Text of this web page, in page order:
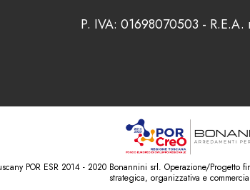
P. IVA: 01698070503 -
POR ESR 2014 - 2020 Bonannini srl. Operazione/
strategica, organizzativa e